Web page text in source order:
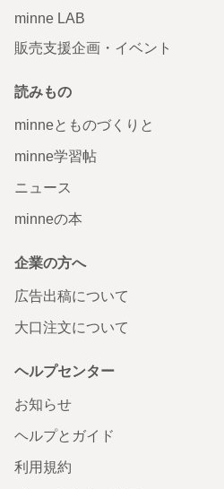
minne LAB
販売支援企画・イベント
読みもの
minneとものづくりと
minne学習帖
ニュース
minneの本
企業の方へ
広告出稿について
大口注文について
ヘルプセンター
お知らせ
ヘルプとガイド
利用規約